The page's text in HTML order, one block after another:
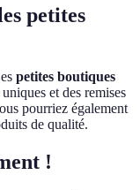
petites
petites boutiques
et des remises
pourriez également
de qualité.
!